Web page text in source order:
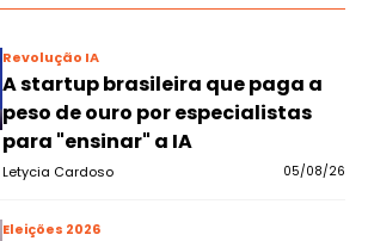
Revolução IA
A startup brasileira que paga a
peso de ouro por especialistas
para "ensinar" a IA
Letycia Cardoso 05/08/26
Eleições 2026